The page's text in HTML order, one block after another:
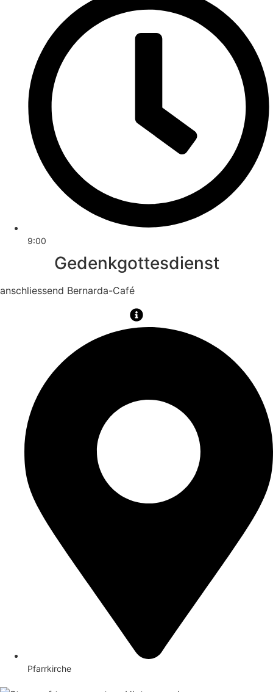
9:00
Gedenkgottesdienst
anschliessend Bernarda-Café
Pfarrkirche